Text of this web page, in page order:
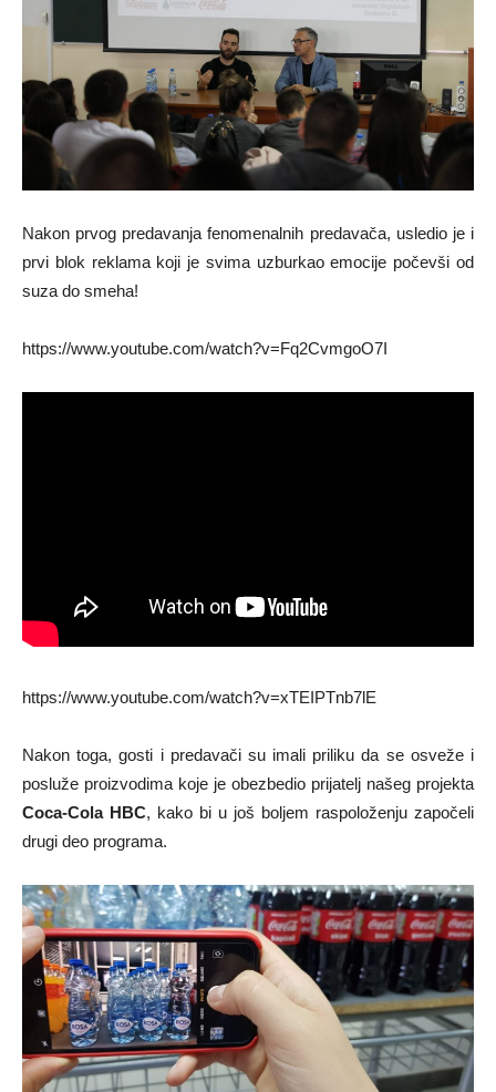
Nakon prvog predavanja fenomenalnih predavača, usledio je i
prvi blok reklama koji je svima uzburkao emocije počevši od
suza do smeha!
https://www.youtube.com/watch?v=Fq2CvmgoO7I
https://www.youtube.com/watch?v=xTEIPTnb7lE
Nakon toga, gosti i predavači su imali priliku da se osveže i
posluže proizvodima koje je obezbedio prijatelj našeg projekta
Coca-Cola HBC, kako bi u još boljem raspoloženju započeli
drugi deo programa.